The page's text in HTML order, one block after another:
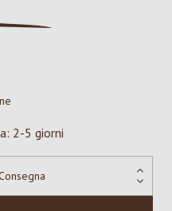
2-5 giorni